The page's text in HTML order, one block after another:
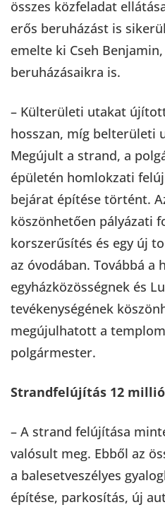
összes közfeladat
erős beruházást is
emelte ki Cseh
beruházásaikra is.
– Külterületi utakat
hosszan, míg belterületi
Megújult a strand, a
épületén homlokzati
bejárat építése történt.
köszönhetően pályázati
korszerűsítés és egy új
az óvodában. Továbbá a
egyházközösségnek és
tevékenységének
megújulhatott a
polgármester.
Strandfelújítás 12
– A strand felújítása
valósult meg. Ebből az
a balesetveszélyes
építése, parkosítás, új